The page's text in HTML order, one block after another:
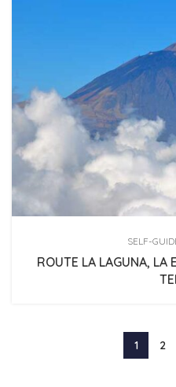
SELF-
ROUTE LA LAGUNA, LA
1 2